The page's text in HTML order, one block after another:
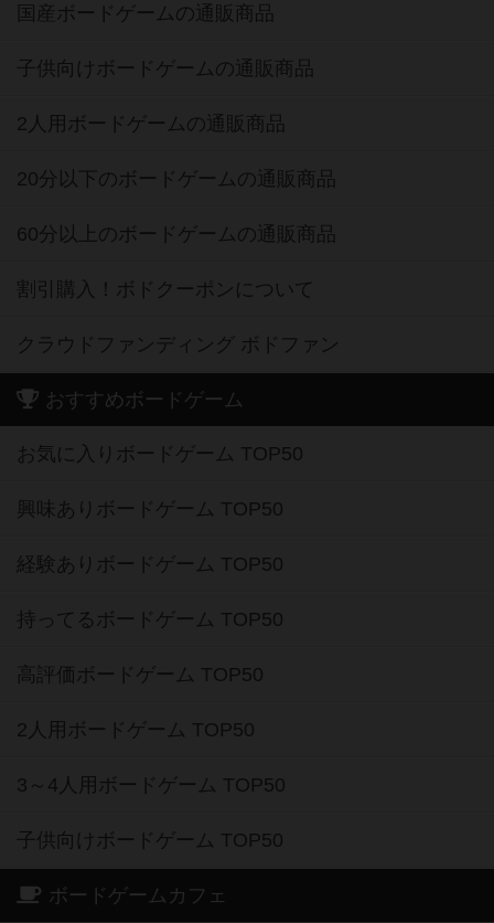
国産ボードゲームの通販商品
子供向けボードゲームの通販商品
2人用ボードゲームの通販商品
20分以下のボードゲームの通販商品
60分以上のボードゲームの通販商品
割引購入！ボドクーポンについて
クラウドファンディング ボドファン
おすすめボードゲーム
お気に入りボードゲーム TOP50
興味ありボードゲーム TOP50
経験ありボードゲーム TOP50
持ってるボードゲーム TOP50
高評価ボードゲーム TOP50
2人用ボードゲーム TOP50
3～4人用ボードゲーム TOP50
子供向けボードゲーム TOP50
ボードゲームカフェ